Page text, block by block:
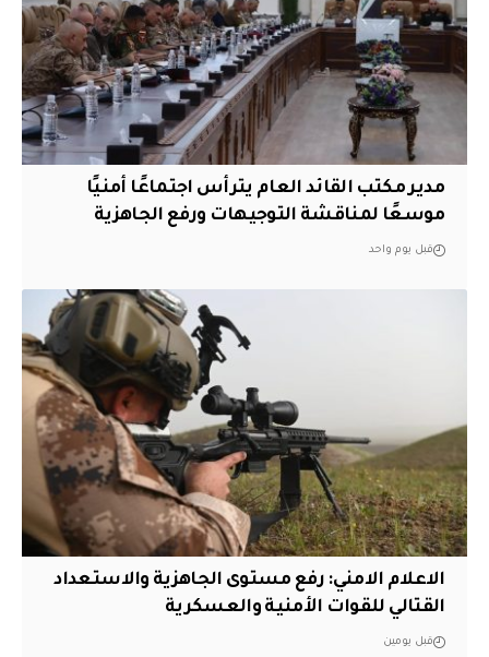
مدير مكتب القائد العام يترأس اجتماعًا أمنيًا
موسعًا لمناقشة التوجيهات ورفع الجاهزية
قبل يوم واحد
الاعلام الامني: رفع مستوى الجاهزية والاستعداد
القتالي للقوات الأمنية والعسكرية
قبل يومين